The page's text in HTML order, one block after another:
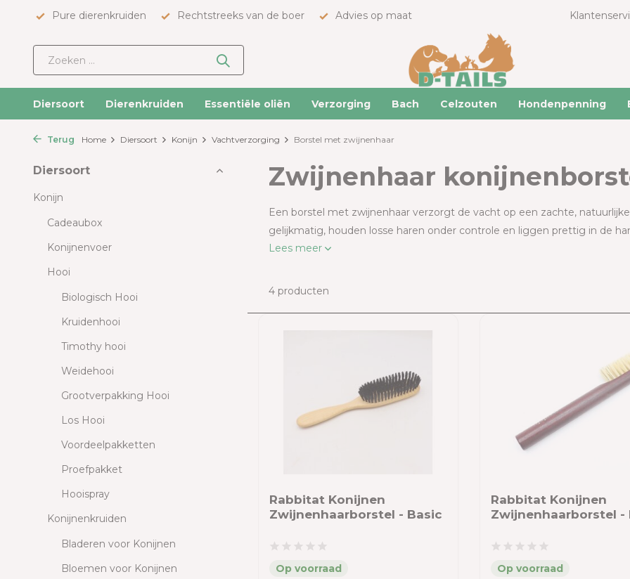
Pure dierenkruiden Rechtstreeks van de boer Advies op maat
Diersoort Dierenkruiden Essentiële oliën Verzorging Bach Celzouten Hondenpenning
Terug Home Diersoort Konijn Vachtverzorging Borstel met zwijnenhaar
Diersoort
Konijn
Cadeaubox
Konijnenvoer
Hooi
Biologisch Hooi
Kruidenhooi
Timothy hooi
Weidehooi
Grootverpakking Hooi
Los Hooi
Voordeelpakketten
Proefpakket
Hooispray
Konijnenkruiden
Bladeren voor Konijnen
Bloemen voor Konijnen
Zwijnenhaar
Een borstel met zwijnenhaar verzorgt de vacht op een zachte,
gelijkmatig, houden losse haren onder controle en liggen prettig in de
Lees meer
4 producten
Rabbitat Konijnen
Zwijnenhaarborstel - Basic
Rabbitat Konijnen
Zwijnenhaarborstel -